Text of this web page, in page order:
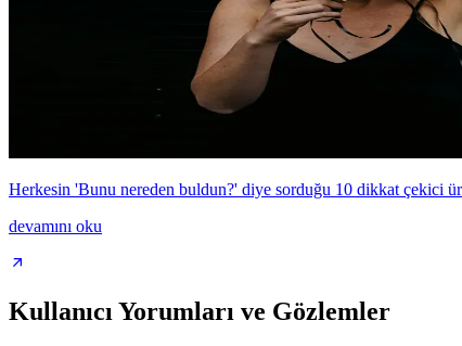
Herkesin 'Bunu nereden buldun?' diye sorduğu 10 dikkat çekici
devamını oku
Kullanıcı Yorumları ve Gözlemler